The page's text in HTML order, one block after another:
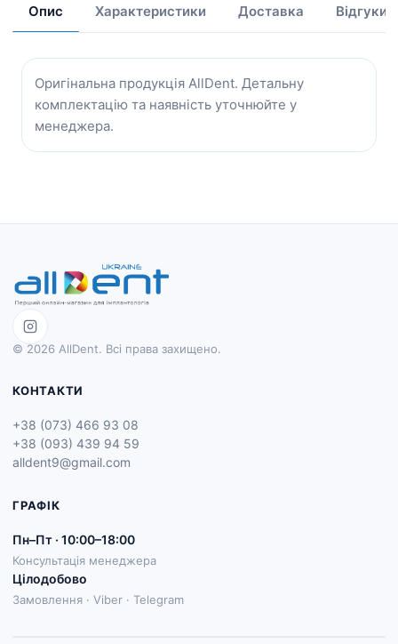
Опис Характеристики Доставка Відгуки
Оригінальна продукція AllDent. Детальну
комплектацію та наявність уточнюйте у
менеджера.
© 2026 AllDent. Всі права захищено.
КОНТАКТИ
+38 (073) 466 93 08
+38 (093) 439 94 59
alldent9@gmail.com
ГРАФІК
Пн–Пт · 10:00–18:00
Консультація менеджера
Цілодобово
Замовлення · Viber · Telegram